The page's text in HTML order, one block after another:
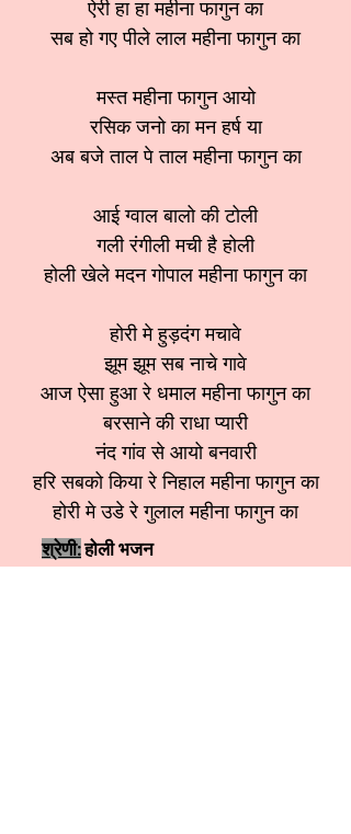
ऐरी हा हा महीना फागुन का
सब हो गए पीले लाल महीना फागुन का
मस्त महीना फागुन आयो
रसिक जनो का मन हर्ष या
अब बजे ताल पे ताल महीना फागुन का
आई ग्वाल बालो की टोली
गली रंगीली मची है होली
होली खेले मदन गोपाल महीना फागुन का
होरी मे हुड़दंग मचावे
झूम झूम सब नाचे गावे
आज ऐसा हुआ रे धमाल महीना फागुन का
बरसाने की राधा प्यारी
नंद गांव से आयो बनवारी
हरि सबको किया रे निहाल महीना फागुन का
होरी मे उडे रे गुलाल महीना फागुन का
श्रेणी:होली भजन